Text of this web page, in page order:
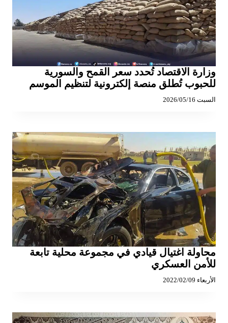
وزارة الاقتصاد تُحدد سعر القمح والسورية
للحبوب تُطلق منصة إلكترونية لتنظيم الموسم
السبت 2026/05/16
محاولة اغتيال قيادي في مجموعة محلية تابعة
للأمن العسكري
الأربعاء 2022/02/09